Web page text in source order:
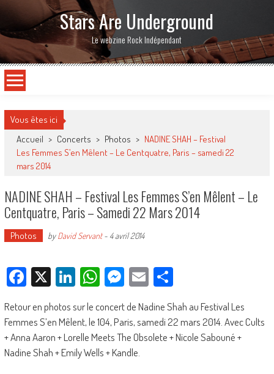
Stars Are Underground
Le webzine Rock Indépendant
Vous êtes ici
Accueil > Concerts > Photos > NADINE SHAH – Festival
Les Femmes S’en Mêlent – Le Centquatre, Paris – samedi 22
mars 2014
NADINE SHAH – Festival Les Femmes S’en Mêlent – Le
Centquatre, Paris – Samedi 22 Mars 2014
Photos byDavid Servant- 4 avril 2014
Facebook
X LinkedIn
WhatsApp
Messenger
EmailPartager
Retour en photos sur le concert de Nadine Shah au Festival Les
Femmes S’en Mêlent, le 104, Paris, samedi 22 mars 2014. Avec Cults
+ Anna Aaron + Lorelle Meets The Obsolete + Nicole Sabouné +
Nadine Shah + Emily Wells + Kandle.